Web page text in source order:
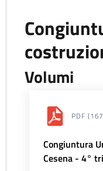
Volumi
PDF
Congiuntura
Cesena - 4°